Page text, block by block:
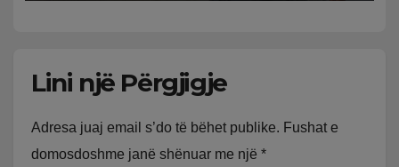
Lini një Përgjigje
Adresa juaj email s’do të bëhet publike. Fushat e
domosdoshme janë shënuar me një *